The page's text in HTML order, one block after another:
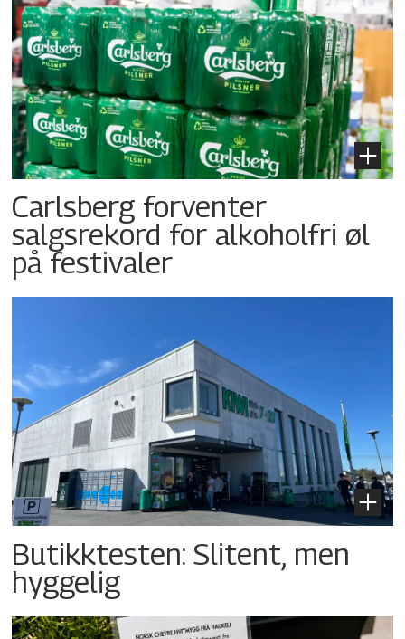
Carlsberg forventer
salgsrekord for alkoholfri øl
på festivaler
Butikktesten: Slitent, men
hyggelig